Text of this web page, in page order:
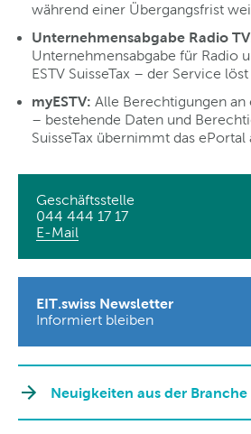
während einer Übergangsfrist
Unternehmensabgabe Radio
Unternehmensabgabe für Radio
ESTV SuisseTax – der Service löst
myESTV: Alle Berechtigungen
– bestehende Daten und
SuisseTax übernimmt das ePortal
Geschäftsstelle
044 444 17 17
E-Mail
EIT.swiss Newsletter
Informiert bleiben
Neuigkeiten aus der Branche